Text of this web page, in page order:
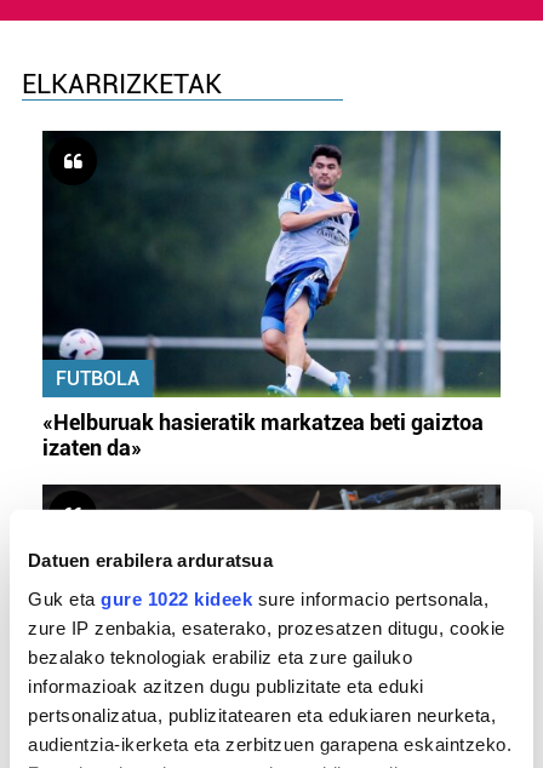
Datuen erabilera arduratsua
Guk eta gure 1022 kideek sure informacio pertsonala,
zure IP zenbakia, esaterako, prozesatzen ditugu, cookie
bezalako teknologiak erabiliz eta zure gailuko
informazioak azitzen dugu publizitate eta eduki
pertsonalizatua, publizitatearen eta edukiaren neurketa,
audientzia-ikerketa eta zerbitzuen garapena eskaintzeko.
ELKARRIZKETAK
FUTBOLA
«Helburuak hasieratik markatzea beti gaiztoa
izaten da»
BERO BOLADA